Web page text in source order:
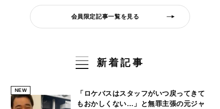
会員限定記事一覧を見る
新着記事
NEW
「ロケバスはスタッフがいつ戻ってきて
もおかしくない…」と無罪主張の元ジャ